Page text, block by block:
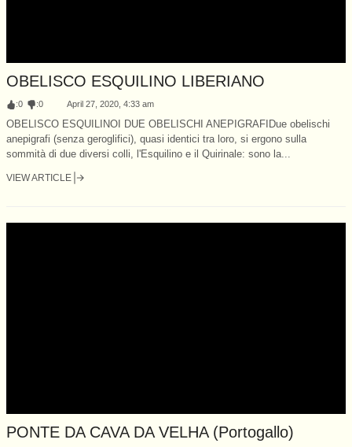
OBELISCO ESQUILINO LIBERIANO
:0 :0 April 27, 2020, 4:33 am
OBELISCO ESQUILINOI DUE OBELISCHI ANEPIGRAFIDue obelischi
anepigrafi (senza geroglifici), quasi identici tra loro, si ergono sulla
sommità di due diversi colli, l'Esquilino e il Quirinale: sono la...
VIEW ARTICLE
PONTE DA CAVA DA VELHA (Portogallo)